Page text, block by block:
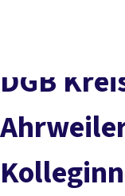
DGB